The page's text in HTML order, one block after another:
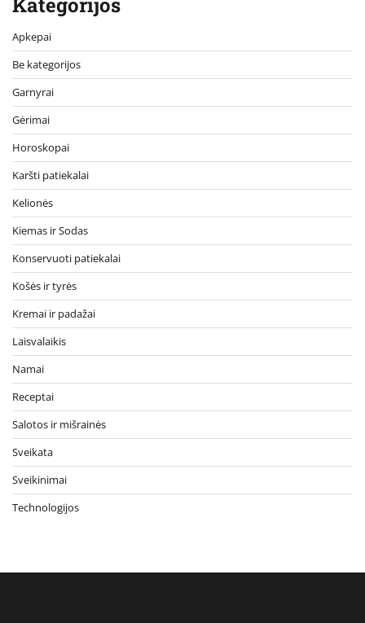
Apkepai
Be kategorijos
Garnyrai
Gėrimai
Horoskopai
Karšti patiekalai
Kelionės
Kiemas ir Sodas
Konservuoti patiekalai
Košės ir tyrės
Kremai ir padažai
Laisvalaikis
Namai
Receptai
Salotos ir mišrainės
Sveikata
Sveikinimai
Technologijos